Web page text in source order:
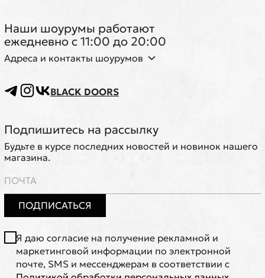
Наши шоурумы работают
ежедневно с 11:00 до 20:00
Адреса и контакты шоурумов
BLACK DOORS
Подпишитесь на рассылку
Будьте в курсе последних новостей и новинок нашего
магазина.
ПОДПИСАТЬСЯ
Я даю согласие на получение рекламной и
маркетинговой информации по электронной
почте, SMS и мессенджерам в соответствии с